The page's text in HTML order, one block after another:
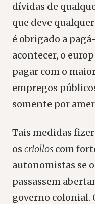
dívidas de
que deve
é obrigado a
acontecer, o
pagar com o
empregos
somente por
Tais medidas
os criollos com
autonomistas se
passassem
governo colonial.